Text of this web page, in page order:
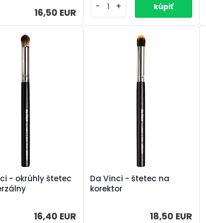
16,50 EUR - +
- okrúhly štetec
16,40 EUR
Da Vinci - štetec na
korektor
18,50 EUR